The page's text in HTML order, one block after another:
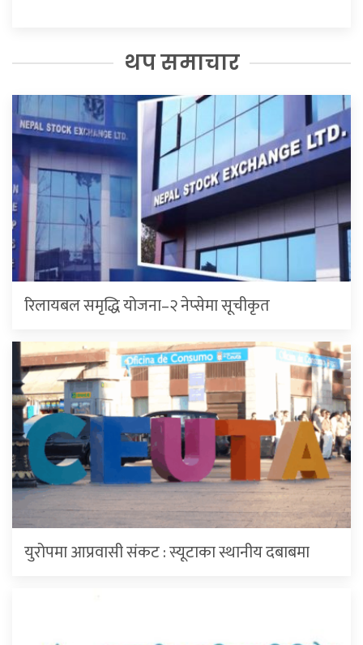
थप समाचार
रिलायबल समृद्धि योजना–२ नेप्सेमा सूचीकृत
युरोपमा आप्रवासी संकट : स्यूटाका स्थानीय दबाबमा